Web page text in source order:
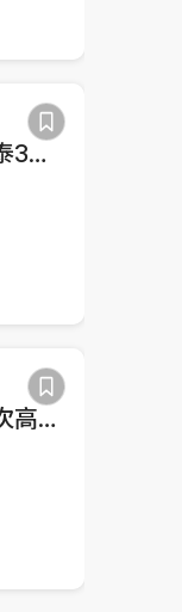
近美術館・瑞豐｜國泰3樓公寓 ✨
美術館旁｜永信建設次高樓｜景觀3房平車